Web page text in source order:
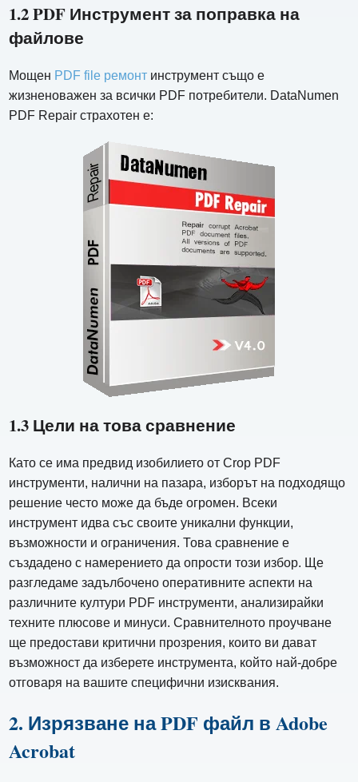
1.2 PDF Инструмент за поправка на
файлове
Мощен PDF file ремонт инструмент също е
жизненоважен за всички PDF потребители. DataNumen
PDF Repair страхотен е:
1.3 Цели на това сравнение
Като се има предвид изобилието от Crop PDF
инструменти, налични на пазара, изборът на подходящо
решение често може да бъде огромен. Всеки
инструмент идва със своите уникални функции,
възможности и ограничения. Това сравнение е
създадено с намерението да опрости този избор. Ще
разгледаме задълбочено оперативните аспекти на
различните култури PDF инструменти, анализирайки
техните плюсове и минуси. Сравнителното проучване
ще предостави критични прозрения, които ви дават
възможност да изберете инструмента, който най-добре
отговаря на вашите специфични изисквания.
2. Изрязване на PDF файл в Adobe
Acrobat